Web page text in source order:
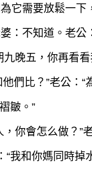
它需要放鬆一下
：不知道。老公
晚五，你再看
們比？”老公：
皺。”
你會怎么做？”
“我和你媽同時